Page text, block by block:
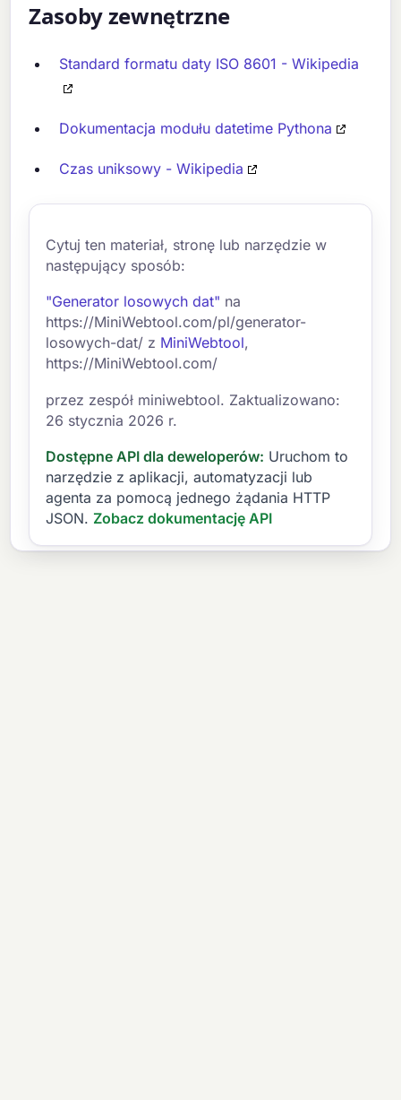
Zasoby zewnętrzne
Standard formatu daty ISO 8601 - Wikipedia
Dokumentacja modułu datetime Pythona
Czas uniksowy - Wikipedia
Cytuj ten materiał, stronę lub narzędzie w
następujący sposób:
"Generator losowych dat" na
https://MiniWebtool.com/pl/generator-
losowych-dat/ z MiniWebtool,
https://MiniWebtool.com/
przez zespół miniwebtool. Zaktualizowano:
26 stycznia 2026 r.
Dostępne API dla deweloperów: Uruchom to
narzędzie z aplikacji, automatyzacji lub
agenta za pomocą jednego żądania HTTP
JSON. Zobacz dokumentację API